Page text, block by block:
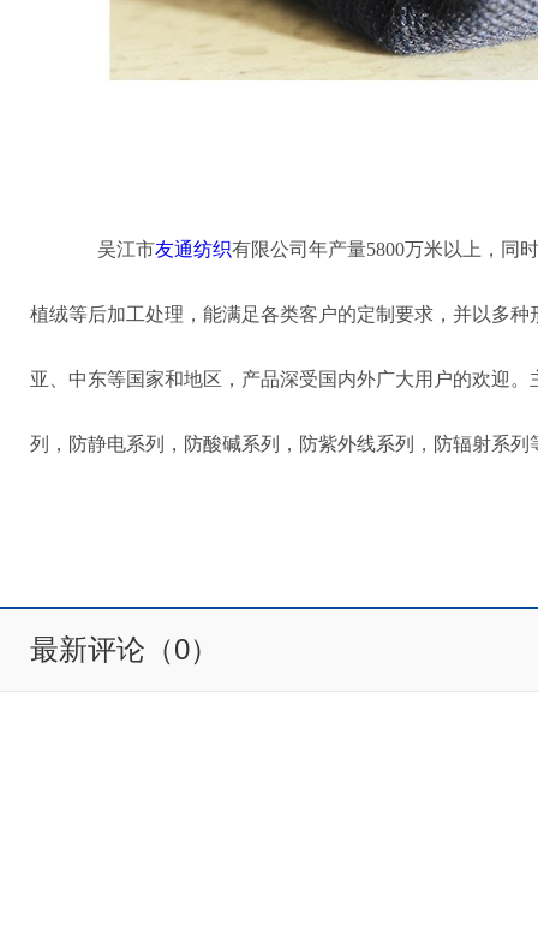
吴江市友通纺织有限公司年产量5800万米以上，同
植绒等后加工处理，能满足各类客户的定制要求，并以多
亚、中东等国家和地区，产品深受国内外广大用户的欢迎
列，防静电系列，防酸碱系列，防紫外线系列，防辐射系列
最新评论（0）